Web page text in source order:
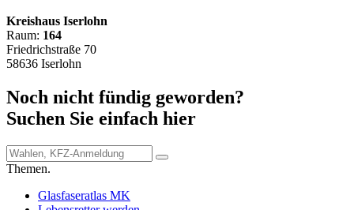
Kreishaus Iserlohn
Raum: 164
Friedrichstraße 70
58636 Iserlohn
Noch nicht fündig geworden?
Suchen Sie einfach hier
Themen.
Glasfaseratlas MK